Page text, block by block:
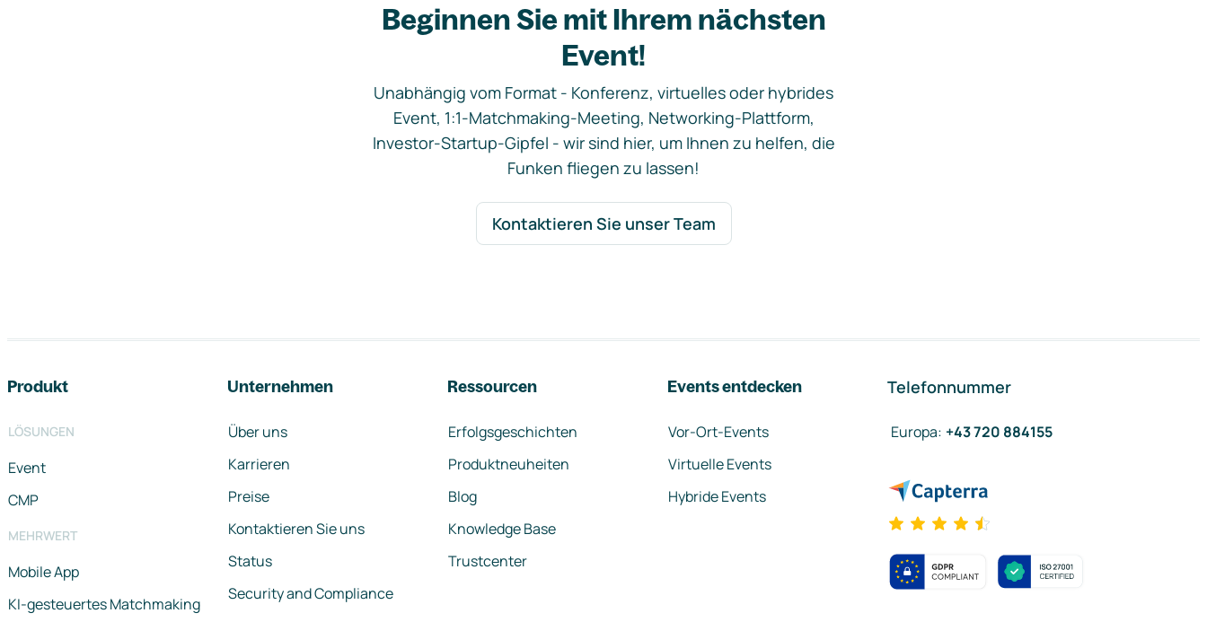
Beginnen Sie mit Ihrem nächsten
Event!
Unabhängig vom Format - Konferenz, virtuelles oder hybrides
Event, 1:1-Matchmaking-Meeting, Networking-Plattform,
Investor-Startup-Gipfel - wir sind hier, um Ihnen zu helfen, die
Funken fliegen zu lassen!
Kontaktieren Sie unser Team
Produkt
LÖSUNGEN
Event
CMP
MEHRWERT
Mobile App
KI-gesteuertes Matchmaking
Unternehmen
Über uns
Karrieren
Preise
Kontaktieren Sie uns
Status
Security and Compliance
Ressourcen
Erfolgsgeschichten
Produktneuheiten
Blog
Knowledge Base
Trustcenter
Events entdecken
Vor-Ort-Events
Virtuelle Events
Hybride Events
Telefonnummer
Europa: +43 720 884155